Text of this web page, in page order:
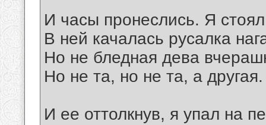
И часы пронеслись. Я
В ней качалась русалка
Но не бледная дева
Но не та, но не та, а другая.
И ее оттолкнув, я упал на